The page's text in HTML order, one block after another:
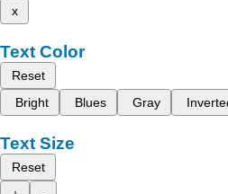
x
Text Color
Reset
Bright
Blues Gray
Text Size
Reset